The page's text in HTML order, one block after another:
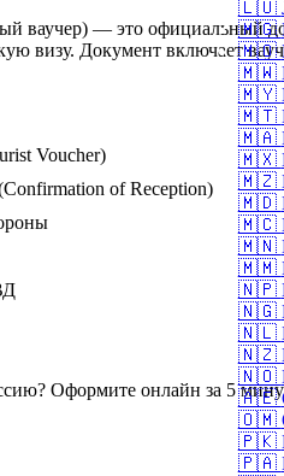
🇱🇺
🇲🇬
🇲🇴
🇲🇼
🇲🇾
🇲🇹
🇲🇦
🇲🇽
🇲🇿
🇲🇩
🇲🇨
🇲🇳
🇲🇲
🇳🇵
🇳🇬
🇳🇱
🇳🇿
🇳🇴
🇦🇪
🇴🇲
🇵🇰
🇵🇦
ваучер) — это официальный
визу. Документ включает
Voucher)
of Reception)
Оформите онлайн за 5